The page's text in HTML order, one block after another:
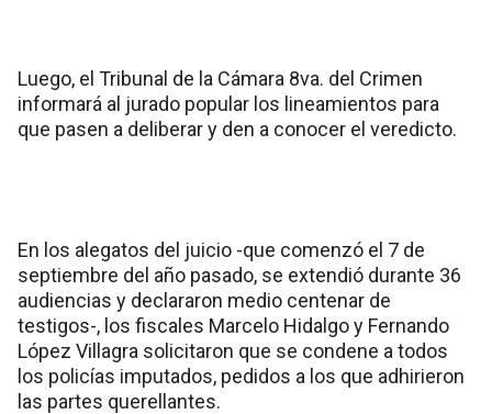
Luego, el Tribunal de la Cámara 8va. del Crimen
informará al jurado popular los lineamientos para
que pasen a deliberar y den a conocer el veredicto.
En los alegatos del juicio -que comenzó el 7 de
septiembre del año pasado, se extendió durante 36
audiencias y declararon medio centenar de
testigos-, los fiscales Marcelo Hidalgo y Fernando
López Villagra solicitaron que se condene a todos
los policías imputados, pedidos a los que adhirieron
las partes querellantes.